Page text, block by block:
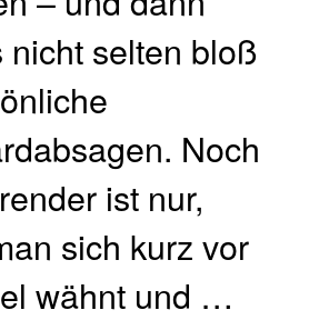
nicht selten bloß
Noch
ist nur,
sich kurz vor
wähnt und …